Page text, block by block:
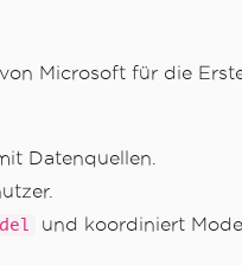
Microsoft für die
Datenquellen.
und koordiniert